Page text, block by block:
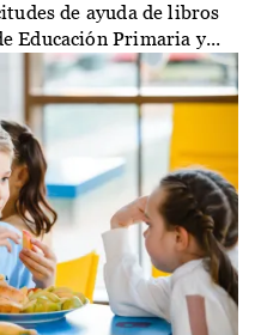
de ayuda de libros
Educación Primaria y...